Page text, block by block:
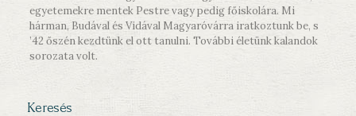
egyetemekre mentek Pestre vagy pedig főiskolára. Mi
hárman, Budával és Vidával Magyaróvárra iratkoztunk be, s
’42 őszén kezdtünk el ott tanulni. További életünk kalandok
sorozata volt.
Keresés